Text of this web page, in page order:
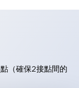
（確保2接點間的